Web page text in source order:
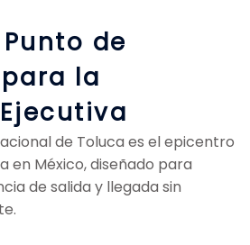
de
la
de Toluca es el epicentro
en México, diseñado para
de salida y llegada sin